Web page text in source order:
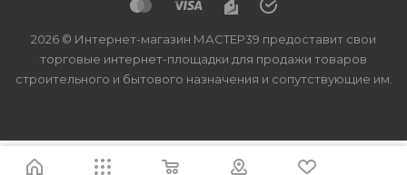
2026 © Интернет-магазин МАСТЕР39 предоставит свои
торговые интернет-площадки для продажи товаров
строительного и бытового назначения и сопутствующие им.